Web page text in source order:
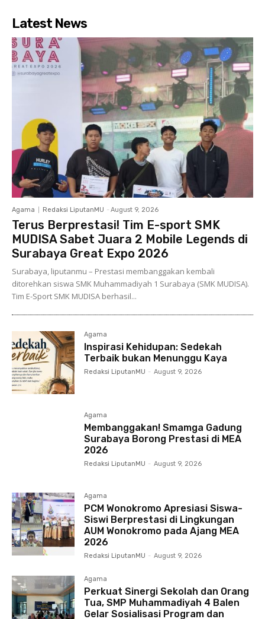
Latest News
Agama Redaksi LiputanMU - August 9, 2026
Terus Berprestasi! Tim E-sport SMK
MUDISA Sabet Juara 2 Mobile Legends di
Surabaya Great Expo 2026
Surabaya, liputanmu – Prestasi membanggakan kembali
ditorehkan siswa SMK Muhammadiyah 1 Surabaya (SMK MUDISA).
Tim E-Sport SMK MUDISA berhasil...
Agama
Inspirasi Kehidupan: Sedekah
Terbaik bukan Menunggu Kaya
Redaksi LiputanMU - August 9, 2026
Agama
Membanggakan! Smamga Gadung
Surabaya Borong Prestasi di MEA
2026
Redaksi LiputanMU - August 9, 2026
Agama
PCM Wonokromo Apresiasi Siswa-
Siswi Berprestasi di Lingkungan
AUM Wonokromo pada Ajang MEA
2026
Redaksi LiputanMU - August 9, 2026
Agama
Perkuat Sinergi Sekolah dan Orang
Tua, SMP Muhammadiyah 4 Balen
Gelar Sosialisasi Program dan